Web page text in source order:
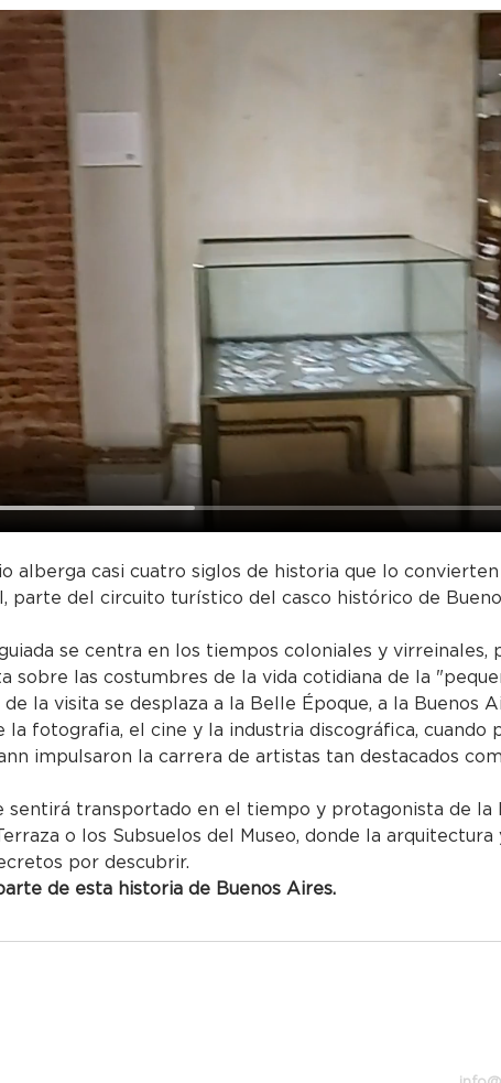
alberga casi cuatro siglos de historia que lo
parte del circuito turístico del casco histórico de
se centra en los tiempos coloniales y virreinales,
sobre las costumbres de la vida cotidiana de la
la visita se desplaza a la Belle Époque, a la Buenos
la fotografia, el cine y la industria discográfica, cuando
impulsaron la carrera de artistas tan destacados
sentirá transportado en el tiempo y protagonista de la
o los Subsuelos del Museo, donde la arquitectura
por descubrir.
de esta historia de Buenos Aires.